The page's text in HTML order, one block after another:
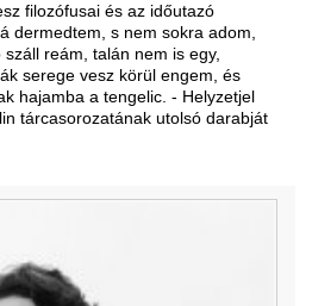
filozófusai és az időutazó
dermedtem, s nem sokra adom,
reám, talán nem is egy,
serege vesz körül engem, és
hajamba a tengelic. - Helyzetjel
tárcasorozatának utolsó darabját